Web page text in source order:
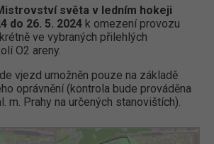
světa v ledním hokeji
do 26. 5. 2024 k omezení provozu
ve vybraných přilehlých
O2 areny.
vjezd umožněn pouze na základě
oprávnění (kontrola bude prováděna
m. Prahy na určených stanovištích).